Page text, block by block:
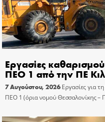
Εργασίες
ΠΕΟ 1 από την ΠΕ
7 Αυγούστου, 2026 Εργασίες για
ΠΕΟ 1 (όρια νομού Θεσσαλονίκης –